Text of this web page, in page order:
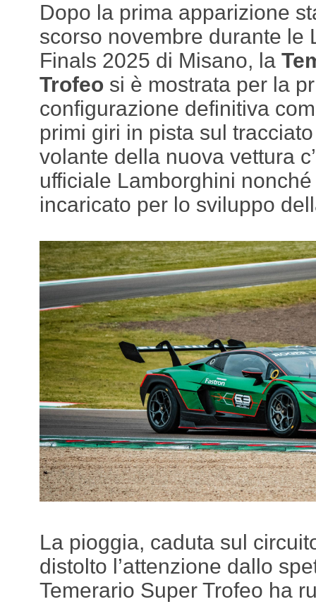
Dopo la prima apparizione
scorso novembre durante le
Finals 2025 di Misano, la
Trofeo si è mostrata per la
configurazione definitiva
primi giri in pista sul
volante della nuova vettura
ufficiale Lamborghini
incaricato per lo sviluppo
La pioggia, caduta sul
distolto l’attenzione dallo
Temerario Super Trofeo ha